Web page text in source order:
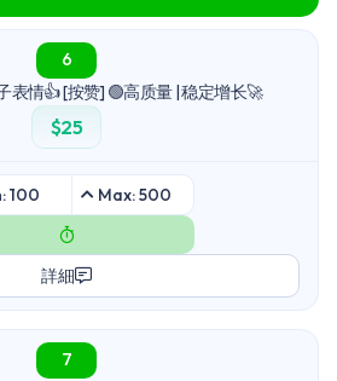
6
表情👍 [按赞] 🟢高质量 | 稳定增长🚀
$25
100 Max: 500
詳細
7